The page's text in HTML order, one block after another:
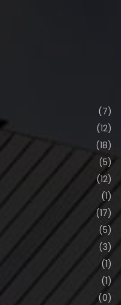
(7)
(12)
(18)
(5)
(12)
(1)
(17)
(5)
(3)
(1)
(1)
(0)